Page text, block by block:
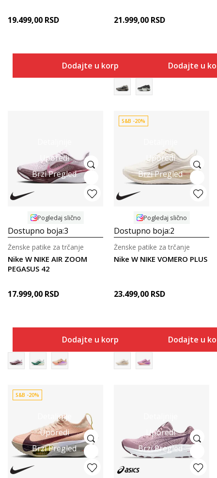
19.499,00 RSD
Dodajte u korpu
21.999,00 RSD
Dodajte u
Uporedi
Brzi Pregled
Pogledaj slično
Dostupno boja:3
Nike W NIKE AIR ZOOM
PEGASUS 42
Ženske patike za trčanje
17.999,00 RSD
Dodajte u korpu
Uporedi
Brzi Pregled
S&B -20%
Pogledaj slično
Dostupno boja:2
Nike W NIKE VOMERO PLUS
Ženske patike za trčanje
23.499,00 RSD
Dodajte u
Detaljnije
Uporedi
Brzi Pregled
S&B -20%
Uporedi
Brzi Pregled